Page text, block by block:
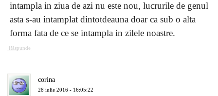
intampla in ziua de azi nu este nou, lucrurile de genul
asta s-au intamplat dintotdeauna doar ca sub o alta
forma fata de ce se intampla in zilele noastre.
Răspunde
corina
28 iulie 2016 - 16:05:22